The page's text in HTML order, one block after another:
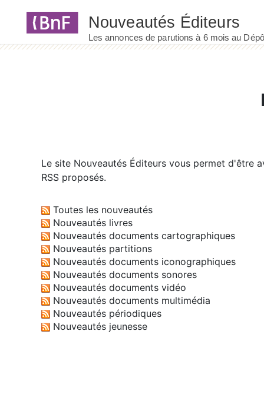
Le site Nouveautés Éditeurs vous permet d'être
RSS proposés.
Toutes les nouveautés
Nouveautés livres
Nouveautés documents cartographiques
Nouveautés partitions
Nouveautés documents iconographiques
Nouveautés documents sonores
Nouveautés documents vidéo
Nouveautés documents multimédia
Nouveautés périodiques
Nouveautés jeunesse